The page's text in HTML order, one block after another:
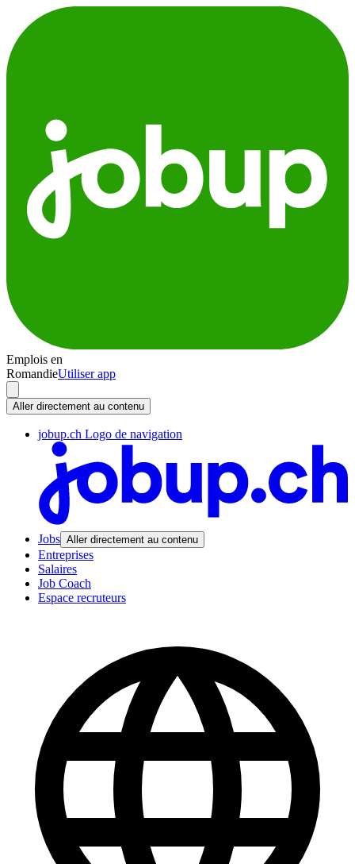
Emplois en
RomandieUtiliser app
Aller directement au contenu
jobup.ch Logo de navigation
Jobs Aller directement au contenu
Entreprises
Salaires
Job Coach
Espace recruteurs